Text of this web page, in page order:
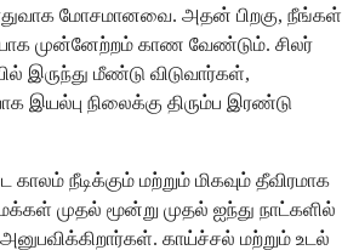
மோசமானவை. அதன் பிறகு, நீங்கள்
முன்னேற்றம் காண வேண்டும். சிலர்
இருந்து மீண்டு விடுவார்கள்,
இயல்பு நிலைக்கு திரும்ப இரண்டு
நீடிக்கும் மற்றும் மிகவும் தீவிரமாக
முதல் மூன்று முதல் ஐந்து நாட்களில்
காய்ச்சல் மற்றும் உடல்